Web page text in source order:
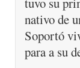
nativo de
Soportó
para a su